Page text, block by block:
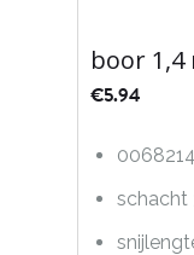
boor 1,4
€5.94
0068214
schacht